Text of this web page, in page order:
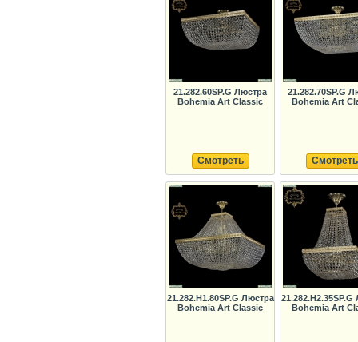
21.282.60SP.G Люстра
Bohemia Art Classic
Смотреть
21.282.70SP.G
Bohemia Art
Смотреть
21.282.H1.80SP.G Люстра
Bohemia Art Classic
21.282.H2.35SP.G
Bohemia Art